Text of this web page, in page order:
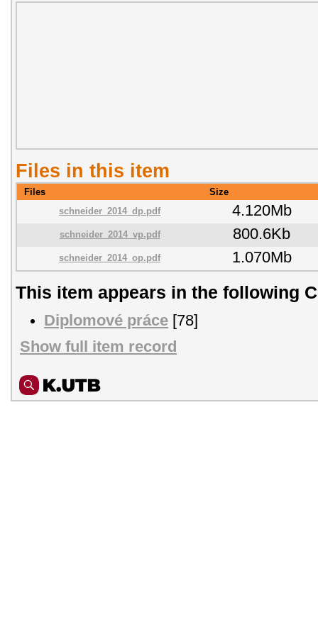
Files in this item
Files
Size
schneider_2014_dp.pdf
4.120Mb
schneider_2014_vp.pdf 800.6Kb
schneider_2014_op.pdf 1.070Mb
This item appears in the following
Diplomové práce [78]
Show full item record